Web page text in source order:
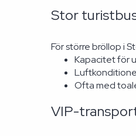
Stor
För större bröllop i
Kapacitet för
Ofta med
VIP-